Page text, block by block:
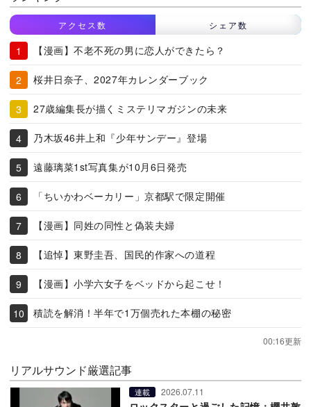
アクセス数 シェア数
【漫画】不老不死の男に恋人ができたら？
桜井日奈子、2027年カレンダーブック
27歳編集長が描くミステリマガジンの未来
乃木坂46井上和『少年サンデー』登場
遠藤璃菜1st写真集が10月6日発売
「ちいかわベーカリー」京都駅で限定開催
【漫画】同姓の同性と偽装夫婦
【追悼】東野圭吾、国民的作家への道程
【漫画】小学六女子をベッドから起こせ！
積読を解消！半年で1万個売れた本棚の秘密
00:16更新
リアルサウンド厳選記事
連載 2026.07.11